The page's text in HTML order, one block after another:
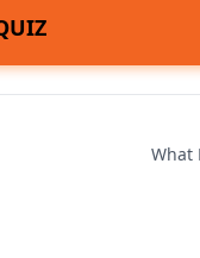
What